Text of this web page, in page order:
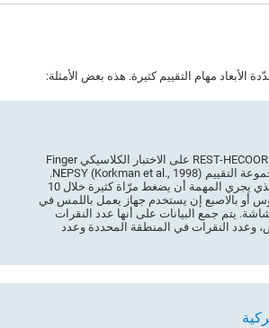
الأبعاد مهام التقييم كثيرة. هذه بعض الأمثلة:
يعتمد اختبار السرعة REST-HECOOR على الاختبار الكلاسيكي Finger
Tapping Test من مجموعة التقييم NEPSY (Korkman et al., 1998).
يجب على الشخص الذي يجري المهمة أن يضغط مرّاة كثيرة خلال 10
أو بالاصبع إن يستخدم جهاز يعمل باللمس في
يتم جمع البيانات على أنها عدد النقرات
وعدد النقرات في المنطقة المحددة وعدد